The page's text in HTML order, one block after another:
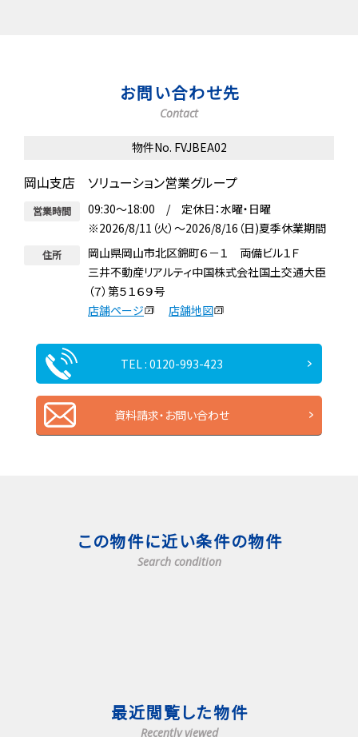
お問い合わせ先
Contact
物件No. FVJBEA02
岡山支店 ソリューション営業グループ
営業時間
09:30～18:00 / 定休日：水曜・日曜
※2026/8/11（火）～2026/8/16（日)夏季休業期間
住所
岡山県岡山市北区錦町６－１ 両備ビル１Ｆ
三井不動産リアルティ中国株式会社国土交通大臣
（７）第５１６９号
店舗ページ
店舗地図
TEL : 0120-993-423
資料請求・お問い合わせ
この物件に近い条件の物件
Search condition
最近閲覧した物件
Recently viewed